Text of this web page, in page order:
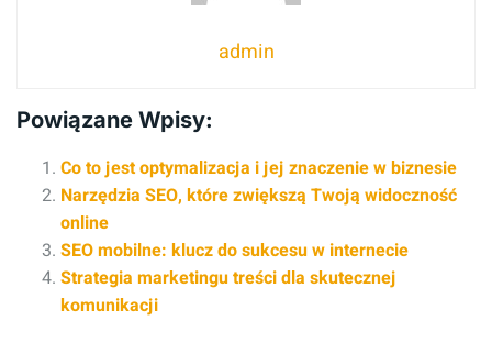
admin
Powiązane Wpisy:
Co to jest optymalizacja i jej znaczenie w biznesie
Narzędzia SEO, które zwiększą Twoją widoczność
online
SEO mobilne: klucz do sukcesu w internecie
Strategia marketingu treści dla skutecznej
komunikacji